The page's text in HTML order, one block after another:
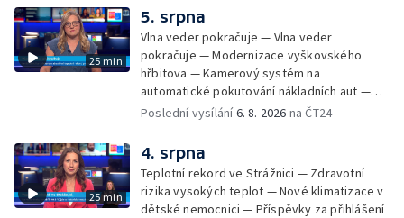
Czech Rally Zlín — Začal 7. ročník festivalu
Pop Messe — Přestavba mostu v Hodoníně
— Fenomén památníčků
25 min
5. srpna
Vlna veder pokračuje — Vlna veder
pokračuje — Modernizace vyškovského
hřbitova — Kamerový systém na
automatické pokutování nákladních aut —
Demolice vyhořelé budovy ve Zlíně — Případ
stadionu na Vyškovsku — Výstraha před
bouřkami — Brno hostí Mezinárodní kytarový
festival — Očkování po kousnutí netopýrem
Poslední vysílání6. 8. 2026 na ČT24
25 min
4. srpna
Teplotní rekord ve Strážnici — Zdravotní
rizika vysokých teplot — Nové klimatizace v
dětské nemocnici — Příspěvky za přihlášení